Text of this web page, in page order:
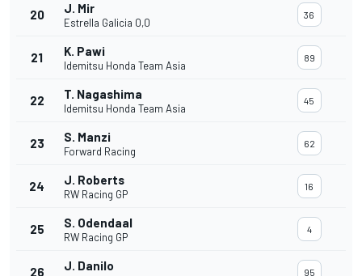
20 J. Mir
Estrella Galicia 0,0
36
21 K. Pawi
Idemitsu Honda Team Asia
89
22 T. Nagashima
Idemitsu Honda Team Asia
45
23 S. Manzi
Forward Racing
62
24 J. Roberts
RW Racing GP
16
25 S. Odendaal
RW Racing GP
4
26 J. Danilo 95